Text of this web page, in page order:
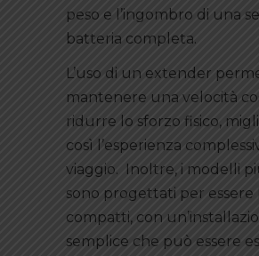
peso e l’ingombro di una
batteria completa.
L’uso di un extender
mantenere una velocità
ridurre lo sforzo fisico,
così l’esperienza
viaggio. Inoltre, i modelli
sono progettati per essere
compatti, con
semplice che può essere